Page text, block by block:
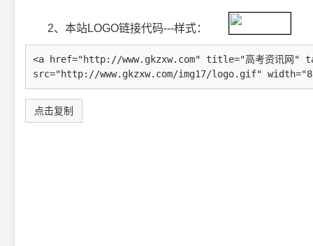
2、本站LOGO链接代码---样式：
点击复制